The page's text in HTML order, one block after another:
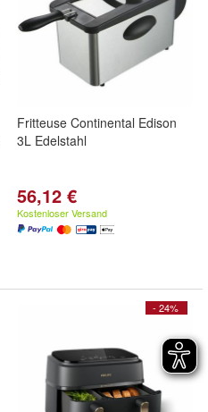
Fritteuse Continental Edison
3L Edelstahl
56,12 €
Kostenloser Versand
- 24%